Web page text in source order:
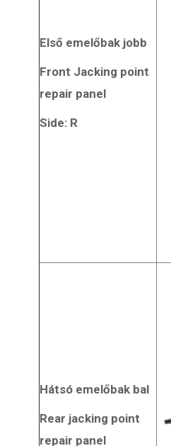
Teljeskörű alkatrész kínálat:
Aleko, Tavria, Moszkvics,
Első emelőbak jobb
Front Jacking point
repair panel
Side: R
Hátsó emelőbak bal
Rear jacking point
repair panel